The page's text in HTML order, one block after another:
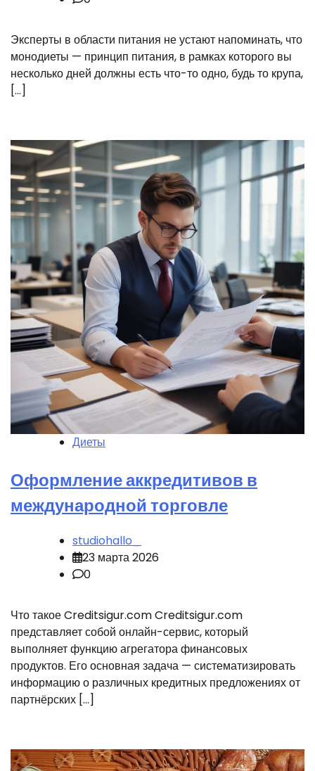
Эксперты в области питания не устают напоминать, что
монодиеты — принцип питания, в рамках которого вы
несколько дней должны есть что-то одно, будь то крупа,
[…]
Диеты
Оформление аккредитивов в
международной торговле
studiohallo_
23 марта 2026
0
Что такое Creditsigur.com Creditsigur.com
представляет собой онлайн-сервис, который
выполняет функцию агрегатора финансовых
продуктов. Его основная задача — систематизировать
информацию о различных кредитных предложениях от
партнёрских […]